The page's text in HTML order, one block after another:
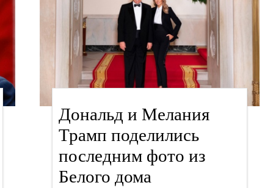
Дональд и Мелания
Трамп поделились
последним фото из
Белого дома